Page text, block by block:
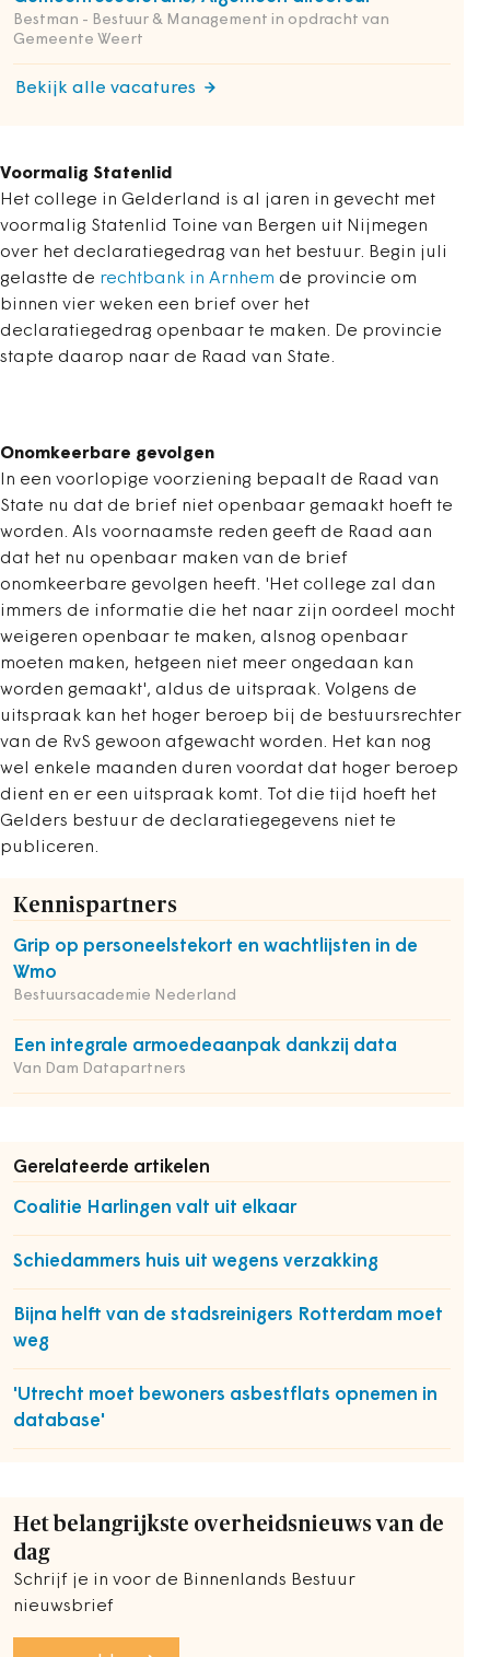
Bestman - Bestuur & Management in opdracht van
Gemeente Weert
Bekijk alle vacatures
Voormalig Statenlid
Het college in Gelderland is al jaren in gevecht met
voormalig Statenlid Toine van Bergen uit Nijmegen
over het declaratiegedrag van het bestuur. Begin juli
gelastte de rechtbank in Arnhem de provincie om
binnen vier weken een brief over het
declaratiegedrag openbaar te maken. De provincie
stapte daarop naar de Raad van State.
Onomkeerbare gevolgen
In een voorlopige voorziening bepaalt de Raad van
State nu dat de brief niet openbaar gemaakt hoeft te
worden. Als voornaamste reden geeft de Raad aan
dat het nu openbaar maken van de brief
onomkeerbare gevolgen heeft. 'Het college zal dan
immers de informatie die het naar zijn oordeel mocht
weigeren openbaar te maken, alsnog openbaar
moeten maken, hetgeen niet meer ongedaan kan
worden gemaakt', aldus de uitspraak. Volgens de
uitspraak kan het hoger beroep bij de bestuursrechter
van de RvS gewoon afgewacht worden. Het kan nog
wel enkele maanden duren voordat dat hoger beroep
dient en er een uitspraak komt. Tot die tijd hoeft het
Gelders bestuur de declaratiegegevens niet te
publiceren.
Kennispartners
Grip op personeelstekort en wachtlijsten in de
Wmo
Bestuursacademie Nederland
Een integrale armoedeaanpak dankzij data
Van Dam Datapartners
Gerelateerde artikelen
Coalitie Harlingen valt uit elkaar
Schiedammers huis uit wegens verzakking
Bijna helft van de stadsreinigers Rotterdam moet
weg
'Utrecht moet bewoners asbestflats opnemen in
database'
Het belangrijkste overheidsnieuws van de
dag
Schrijf je in voor de Binnenlands Bestuur
nieuwsbrief